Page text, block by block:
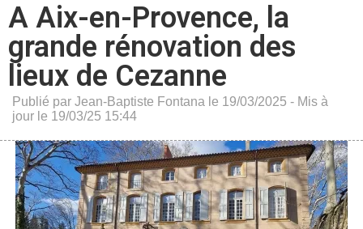
A Aix-en-Provence, la
grande rénovation des
lieux de Cezanne
Publié par Jean-Baptiste Fontana le 19/03/2025 - Mis à
jour le 19/03/25 15:44